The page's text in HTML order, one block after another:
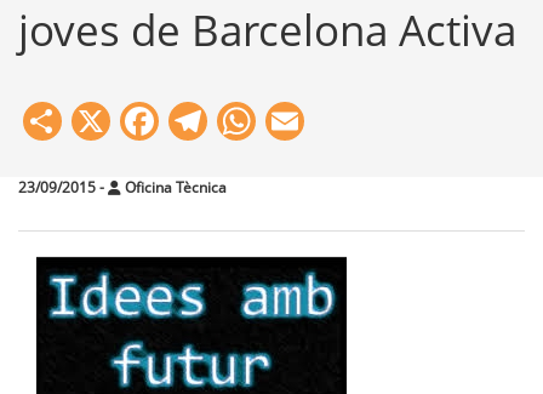
joves de Barcelona Activa
Share
X Facebook
Telegram
WhatsApp
23/09/2015- Oficina Tècnica